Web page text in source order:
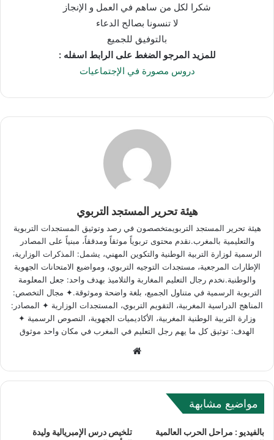
شكرا لكل من ساهم في العمل و الإنجاز
لا تنسونا بصالح الدعاء
بالتوفيق للجميع
للمزيد المرجو الضغط على الرابط اسفله :
دروس مصورة في الإجتماعيات
هيئة تحرير المستجد التربوي
هيئة تحرير المستجد التربويمتخصصون في رصد وتوثيق المستجدات التربوية
والتعليمية بالمغرب.نقدم محتوى تربوياً موثقاً ومدققاً، مبنياً على المصادر
الرسمية لوزارة التربية الوطنية والتكوين المهني، يشمل: المذكرات الوزارية،
الإطارات المرجعية، مستجدات التوجيه التربوي، ومواضيع الامتحانات الجهوية
والوطنية.نخدم رجال التعليم المغاربة والتلاميذ بهدف واحد: جعل المعلومة
التربوية الرسمية في متناول الجميع، بلغة واضحة وموثوقة.✦ مجال التخصص:
المناهج الدراسية المغربية، التقويم التربوي، المستجدات الوزارية ✦ المصادر:
وزارة التربية الوطنية المغربية، الأكاديميات الجهوية، النصوص الرسمية ✦
الهدف: توثيق كل ما يهم رجل التعليم في المغرب في مكان واحد موثوق
b
مواضيع مشابهة
بالفيديو : مراحل الحرب العالمية
تلخيص درس الإمبريالية وليدة